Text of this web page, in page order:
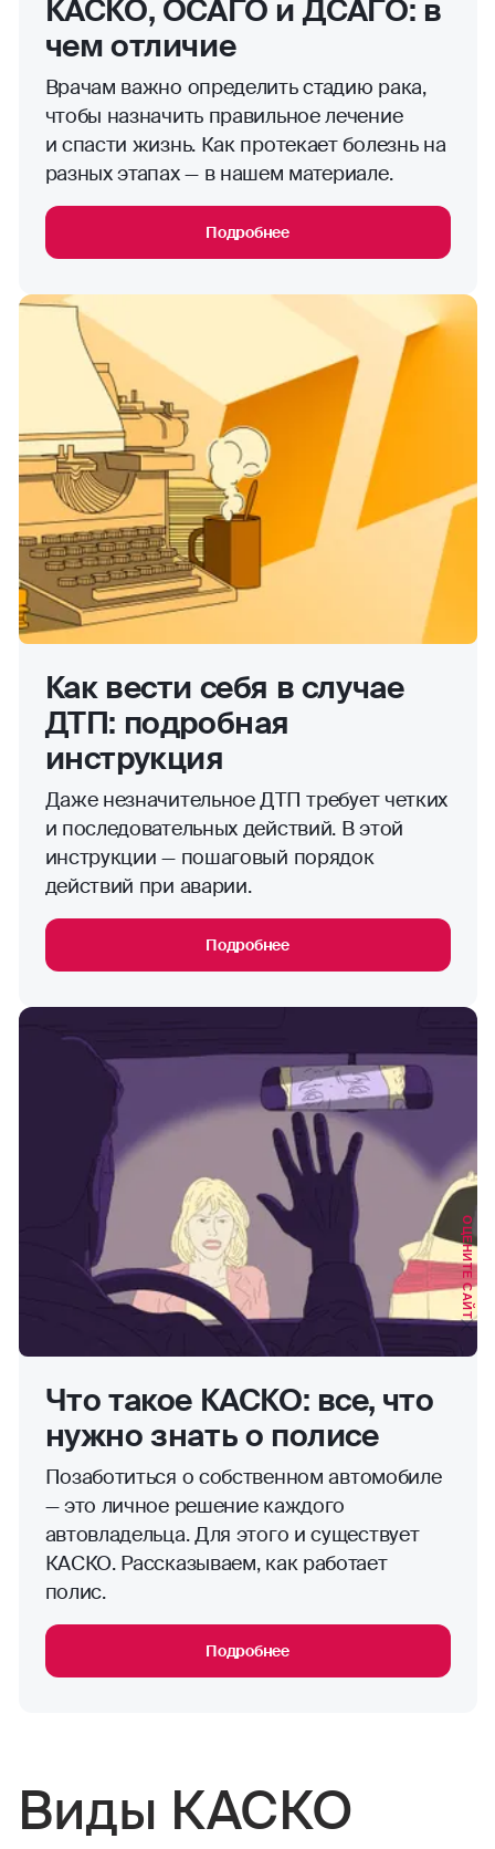
КАСКО, ОСАГО и ДСАГО: в
чем отличие
Врачам важно определить стадию рака,
чтобы назначить правильное лечение
и спасти жизнь. Как протекает болезнь на
разных этапах — в нашем материале.
Подробнее
Как вести себя в случае
ДТП: подробная
инструкция
Даже незначительное ДТП требует четких
и последовательных действий. В этой
инструкции — пошаговый порядок
действий при аварии.
Подробнее
Что такое КАСКО: все, что
нужно знать о полисе
Позаботиться о собственном автомобиле
— это личное решение каждого
автовладельца. Для этого и существует
КАСКО. Рассказываем, как работает
полис.
Подробнее
Виды КАСКО
ОЦЕНИТЕ САЙТ